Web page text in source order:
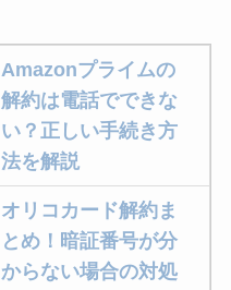
Amazonプライムの
解約は電話でできな
い？正しい手続き方
法を解説
オリコカード解約ま
とめ！暗証番号が分
からない場合の対処